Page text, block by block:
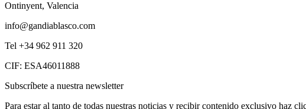
Ontinyent, Valencia
info@gandiablasco.com
Tel +34 962 911 320
CIF: ESA46011888
Subscríbete a nuestra newsletter
Para estar al tanto de todas nuestras noticias y recibir contenido exclusivo haz